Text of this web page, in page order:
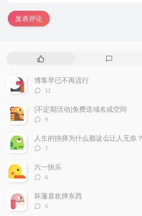
发表评论
热
文
章
博客早已不再流行
评
数：
11
[不定期活动]免费送域名或空间
评
数：
9
人生的抉择为什么都这么让人无奈？
评
数：
7
六一快乐
评
数：
6
坏蓬喜欢摔东西
评
5